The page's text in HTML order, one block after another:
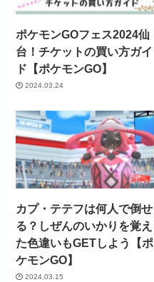
ポケモンGOフェス2024仙
台！チケットの買い方ガイ
ド【ポケモンGO】
2024.03.24
カプ・テテフは何人で倒せ
る？しぜんのいかりを覚え
た色違いもGETしよう【ポ
ケモンGO】
2024.03.15